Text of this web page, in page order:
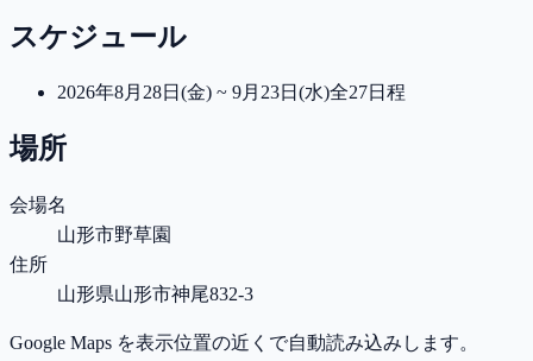
スケジュール
2026年8月28日(金) ~ 9月23日(水)全27日程
場所
会場名
山形市野草園
住所
山形県山形市神尾832-3
Google Maps を表示位置の近くで自動読み込みします。